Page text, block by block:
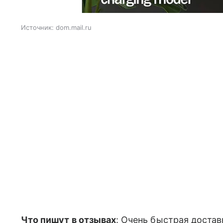
Источник: dom.mail.ru
Что пишут в отзывах: Очень быстрая